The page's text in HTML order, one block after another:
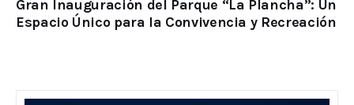
Gran Inauguración del Parque “La Plancha”: Un
Espacio Único para la Convivencia y Recreación